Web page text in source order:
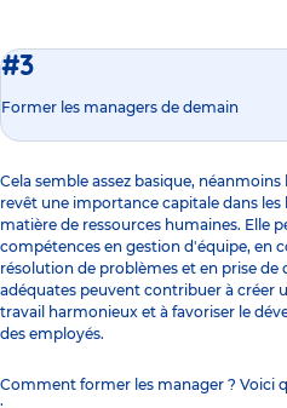
#3
Former les managers de demain
Cela semble assez basique,
revêt une importance capitale dans
matière de ressources humaines. Elle
compétences en gestion d'équipe, en
résolution de problèmes et en prise de
adéquates peuvent contribuer à créer
travail harmonieux et à favoriser le
des employés.
Comment former les manager ? Voici